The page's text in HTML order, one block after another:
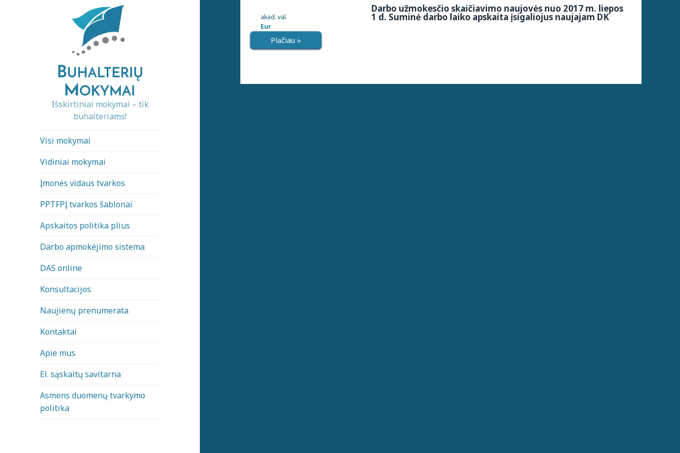
Išskirtiniai mokymai – tik
buhalteriams!
Visi mokymai
Vidiniai mokymai
Įmonės vidaus tvarkos
PPTFPĮ tvarkos šablonai
Apskaitos politika plius
Darbo apmokėjimo sistema
DAS online
Konsultacijos
Naujienų prenumerata
Kontaktai
Apie mus
El. sąskaitų savitarna
Asmens duomenų tvarkymo
politika
Darbo užmokesčio skaičiavimo naujovės nuo 2017 m. liepos
1 d. Suminė darbo laiko apskaita įsigaliojus naujajam DK
akad. val.
Eur
Plačiau »